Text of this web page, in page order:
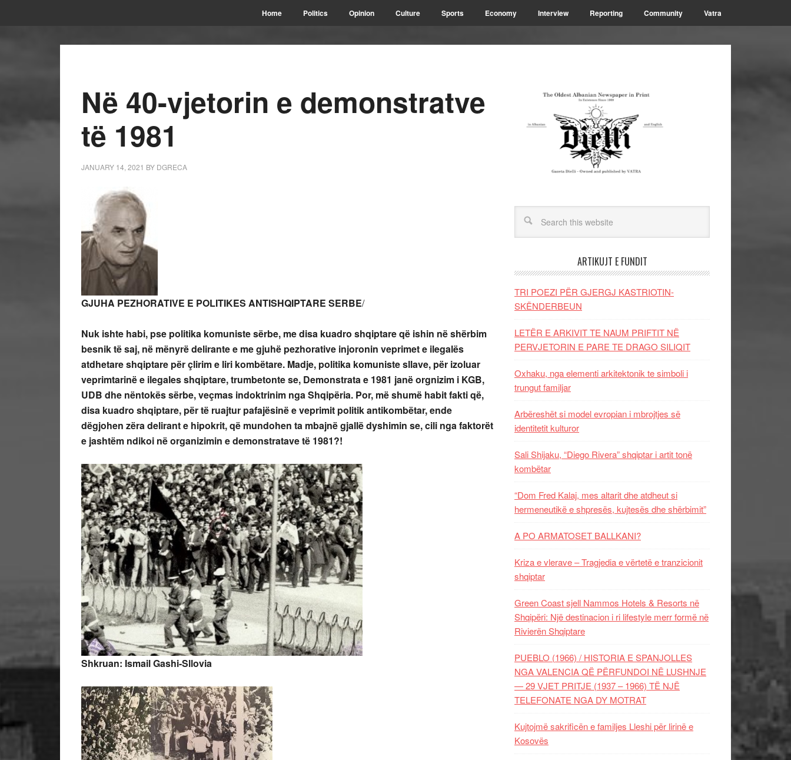
Home Politics Opinion Culture Sports Economy Interview Reporting Community Vatra
Në 40-vjetorin e demonstratve
të 1981
JANUARY 14, 2021 BY DGRECA
GJUHA PEZHORATIVE E POLITIKES ANTISHQIPTARE SERBE/
Nuk ishte habi, pse politika komuniste sërbe, me disa kuadro shqiptare që ishin në shërbim
besnik të saj, në mënyrë delirante e me gjuhë pezhorative injoronin veprimet e ilegalës
atdhetare shqiptare për çlirim e liri kombëtare. Madje, politika komuniste sllave, për izoluar
veprimtarinë e ilegales shqiptare, trumbetonte se, Demonstrata e 1981 janë orgnizim i KGB,
UDB dhe nëntokës sërbe, veçmas indoktrinim nga Shqipëria. Por, më shumë habit fakti që,
disa kuadro shqiptare, për të ruajtur pafajësinë e veprimit politik antikombëtar, ende
dëgjohen zëra delirant e hipokrit, që mundohen ta mbajnë gjallë dyshimin se, cili nga faktorët
e jashtëm ndikoi në organizimin e demonstratave të 1981?!
Shkruan: Ismail Gashi-Sllovia
ARTIKUJT E FUNDIT
TRI POEZI PËR GJERGJ KASTRIOTIN-
SKËNDERBEUN
LETËR E ARKIVIT TE NAUM PRIFTIT NË
PERVJETORIN E PARE TE DRAGO SILIQIT
Oxhaku, nga elementi arkitektonik te simboli i
trungut familjar
Arbëreshët si model evropian i mbrojtjes së
identitetit kulturor
Sali Shijaku, “Diego Rivera” shqiptar i artit tonë
kombëtar
“Dom Fred Kalaj, mes altarit dhe atdheut si
hermeneutikë e shpresës, kujtesës dhe shërbimit”
A PO ARMATOSET BALLKANI?
Kriza e vlerave – Tragjedia e vërtetë e tranzicionit
shqiptar
Green Coast sjell Nammos Hotels & Resorts në
Shqipëri: Një destinacion i ri lifestyle merr formë në
Rivierën Shqiptare
PUEBLO (1966) / HISTORIA E SPANJOLLES
NGA VALENCIA QË PËRFUNDOI NË LUSHNJE
— 29 VJET PRITJE (1937 – 1966) TË NJË
TELEFONATE NGA DY MOTRAT
Kujtojmë sakrificën e familjes Lleshi për lirinë e
Kosovës